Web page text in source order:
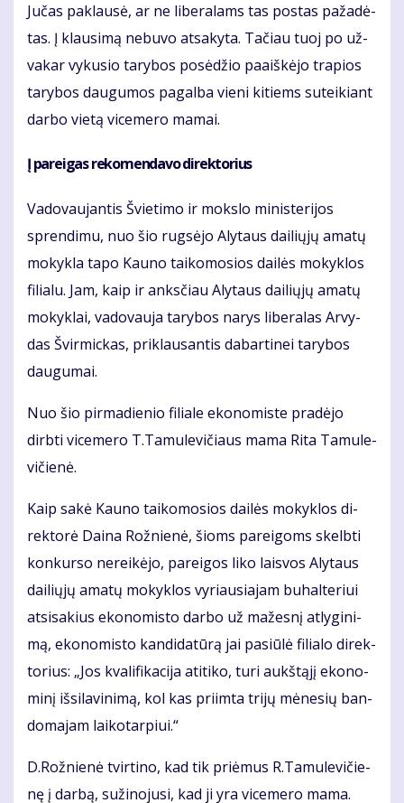
Ju­čas pa­klau­sė, ar ne li­be­ra­lams tas pos­tas pa­ža­dė­
tas. Į klau­si­mą ne­bu­vo at­sa­ky­ta. Ta­čiau tuoj po už­
va­kar vy­ku­sio ta­ry­bos po­sė­džio pa­aiš­kė­jo tra­pios
ta­ry­bos dau­gu­mos pa­gal­ba vie­ni ki­tiems su­tei­kiant
dar­bo vie­tą vi­ce­me­ro ma­mai.
Į pa­rei­gas re­ko­men­da­vo di­rek­to­rius
Va­do­vau­jan­tis Švie­ti­mo ir moks­lo mi­nis­te­ri­jos
spren­di­mu, nuo šio rug­sė­jo Aly­taus dai­lių­jų ama­tų
mo­kyk­la ta­po Kau­no tai­ko­mo­sios dai­lės mo­kyk­los
fi­lia­lu. Jam, kaip ir anks­čiau Aly­taus dai­lių­jų ama­tų
mo­kyk­lai, va­do­vau­ja ta­ry­bos na­rys li­be­ra­las Ar­vy­
das Švir­mic­kas, pri­klau­san­tis da­bar­ti­nei ta­ry­bos
dau­gu­mai.
Nuo šio pir­ma­die­nio fi­lia­le eko­no­mis­te pra­dė­jo
dirb­ti vi­ce­me­ro T.Ta­mu­le­vi­čiaus ma­ma Ri­ta Ta­mu­le­
vi­čie­nė.
Kaip sa­kė Kau­no tai­ko­mo­sios dai­lės mo­kyk­los di­
rek­to­rė Dai­na Rož­nie­nė, šioms pa­rei­goms skelb­ti
kon­kur­so ne­rei­kė­jo, pa­rei­gos li­ko lais­vos Aly­taus
dai­lių­jų ama­tų mo­kyk­los vy­riau­sia­jam bu­hal­te­riui
at­si­sa­kius eko­no­mis­to dar­bo už ma­žes­nį at­ly­gi­ni­
mą, eko­no­mis­to kan­di­da­tū­rą jai pa­siū­lė fi­lia­lo di­rek­
to­rius: „Jos kva­li­fi­ka­ci­ja ati­ti­ko, tu­ri aukš­tą­jį eko­no­
mi­nį iš­si­la­vi­ni­mą, kol kas pri­im­ta tri­jų mė­ne­sių ban­
do­ma­jam lai­ko­tar­piui.“
D.Rož­nie­nė tvir­ti­no, kad tik pri­ėmus R.Ta­mu­le­vi­čie­
nę į dar­bą, su­ži­no­ju­si, kad ji yra vi­ce­me­ro ma­ma.